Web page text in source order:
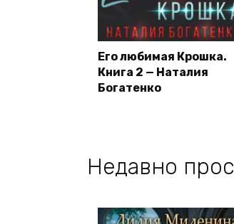
Его любимая Крошка.
Книга 2 — Наталия
Богатенко
Недавно